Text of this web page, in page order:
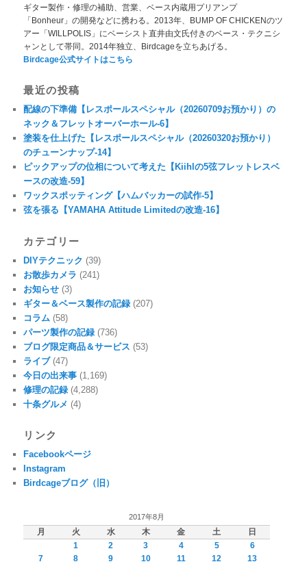
ギター製作・修理の補助、営業、ベース内蔵用プリアンプ
「Bonheur」の開発などに携わる。2013年、BUMP OF CHICKENのツ
アー「WILLPOLIS」にベーシスト直井由文氏付きのベース・テクニシ
ャンとして帯同。2014年独立、Birdcageを立ちあげる。
Birdcage公式サイトはこちら
最近の投稿
配線の下準備【レスポールスペシャル（20260709お預かり）の
ネック＆フレットオーバーホール-6】
塗装を仕上げた【レスポールスペシャル（20260320お預かり）
のチューンナップ-14】
ピックアップの位相について考えた【Kiihlの5弦フレットレスベ
ースの改造-59】
ワックスポッティング【ハムバッカーの試作-5】
弦を張る【YAMAHA Attitude Limitedの改造-16】
カテゴリー
DIYテクニック (39)
お散歩カメラ (241)
お知らせ (3)
ギター＆ベース製作の記録 (207)
コラム (58)
パーツ製作の記録 (736)
ブログ限定商品＆サービス (53)
ライブ(47)
今日の出来事 (1,169)
修理の記録 (4,288)
十条グルメ (4)
リンク
Facebookページ
Instagram
Birdcageブログ（旧）
2017年8月
月 火 水 木 金 土
日
1
2 3 4 5
6
7
8 9 10 11 12 13